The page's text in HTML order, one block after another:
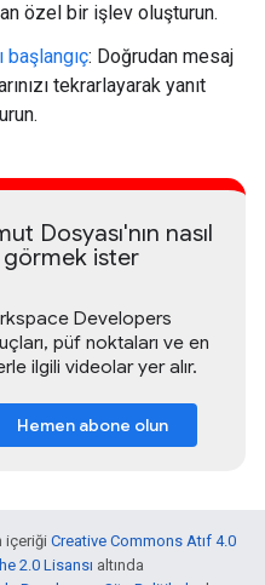
özel bir işlev oluşturun.
başlangıç: Doğrudan mesaj
tekrarlayarak yanıt
Dosyası'nın nasıl
görmek ister
Developers
püf noktaları ve en
ilgili videolar yer alır.
Hemen abone olun
içeriği Creative Commons Atıf 4.0
2.0 Lisansı altında